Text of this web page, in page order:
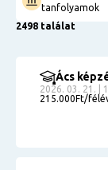
tanfolyamok
2498 találat
Ács
2026. 03. 21. |
215.000Ft/